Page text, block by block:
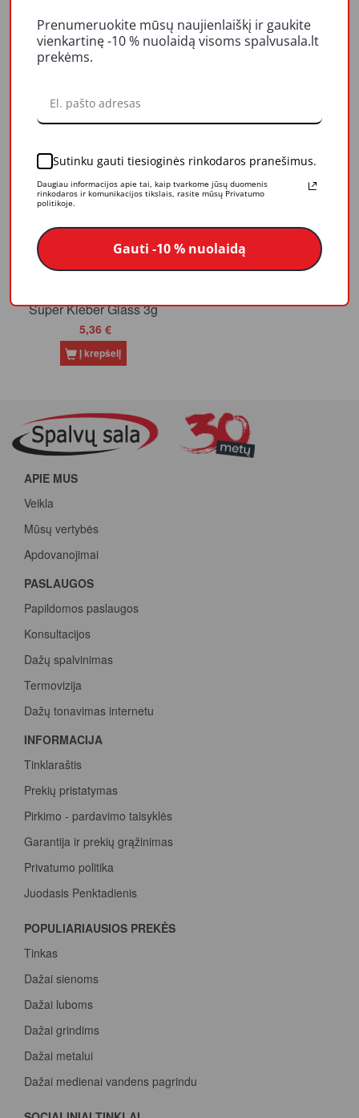
Klijai LOCTITE Super
Bond All Plastics 2g +
Į krepšelį
Klijai LOCTITE Super
Super Kleber Glass 3g
5,36 €
Į krepšelį
APIE MUS
Veikla
Mūsų vertybės
Apdovanojimai
PASLAUGOS
Papildomos paslaugos
Konsultacijos
Dažų spalvinimas
Termovizija
Dažų tonavimas internetu
INFORMACIJA
Tinklaraštis
Prekių pristatymas
Pirkimo - pardavimo taisyklės
Garantija ir prekių grąžinimas
Privatumo politika
Juodasis Penktadienis
POPULIARIAUSIOS PREKĖS
Tinkas
Dažai sienoms
Dažai luboms
Dažai grindims
Dažai metalui
Dažai medienai vandens pagrindu
Prenumeruokite mūsų naujienlaiškį ir gaukite
vienkartinę -10 % nuolaidą visoms spalvusala.lt
prekėms.
Sutinku gauti tiesioginės rinkodaros pranešimus.
Daugiau informacijos apie tai, kaip tvarkome jūsų duomenis
rinkodaros ir komunikacijos tikslais, rasite mūsų Privatumo
politikoje.
Gauti -10 % nuolaidą